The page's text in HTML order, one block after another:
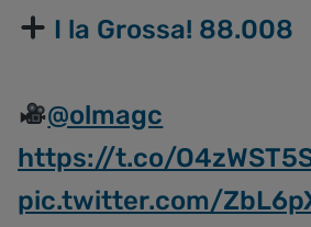
I la Grossa! 88.008
@olmagc
https://t.co/
pic.twitter.com/